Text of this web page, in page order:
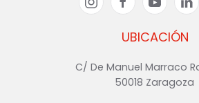
UBICACIÓN
C/ De Manuel Marraco
50018 Zaragoza